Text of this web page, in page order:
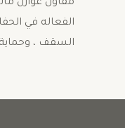
مقاول عوازل
الفعاله في
السقف ، وحماية